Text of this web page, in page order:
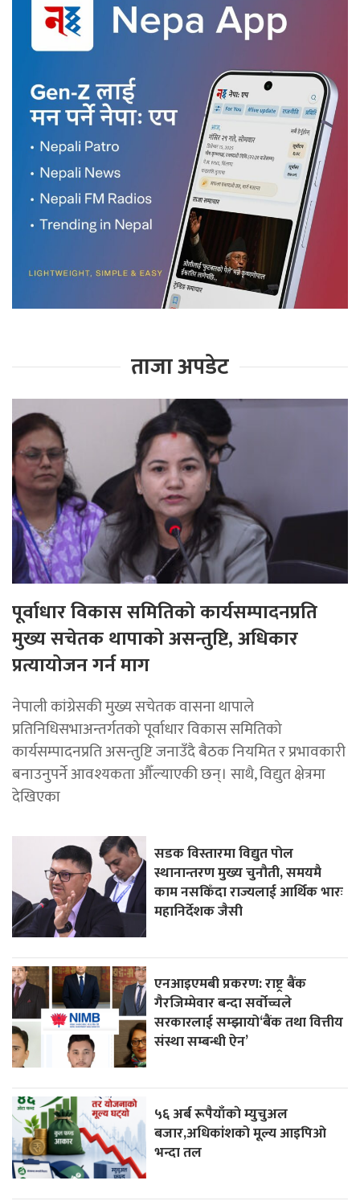
ताजा अपडेट
पूर्वाधार विकास समितिको कार्यसम्पादनप्रति
मुख्य सचेतक थापाको असन्तुष्टि, अधिकार
प्रत्यायोजन गर्न माग
नेपाली कांग्रेसकी मुख्य सचेतक वासना थापाले
प्रतिनिधिसभाअन्तर्गतको पूर्वाधार विकास समितिको
कार्यसम्पादनप्रति असन्तुष्टि जनाउँदै बैठक नियमित र प्रभावकारी
बनाउनुपर्ने आवश्यकता औँल्याएकी छन्। साथै, विद्युत क्षेत्रमा
देखिएका
सडक विस्तारमा विद्युत पोल
स्थानान्तरण मुख्य चुनौती, समयमै
काम नसकिँदा राज्यलाई आर्थिक भारः
महानिर्देशक जैसी
एनआइएमबी प्रकरण: राष्ट्र बैंक
गैरजिम्मेवार बन्दा सर्वोच्चले
सरकारलाई सम्झायो‘बैंक तथा वित्तीय
संस्था सम्बन्धी ऐन’
५६ अर्ब रूपैयाँकाे म्युचुअल
बजार,अधिकांशको मूल्य आइपिओ
भन्दा तल